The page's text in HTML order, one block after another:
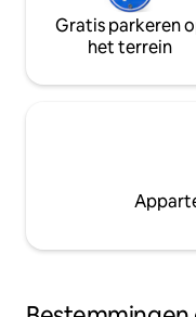
Gratis parkeren
het terrein